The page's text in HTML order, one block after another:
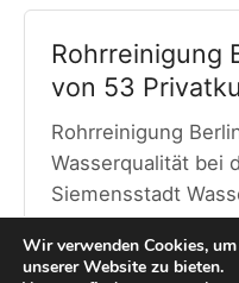
Rohrreinigung
von 53
Rohrreinigung
Wasserqualität bei
Siemensstadt
Siemensstadt Die
Mehr erfahren →
Wir verwenden Cookies,
unserer Website zu bieten.